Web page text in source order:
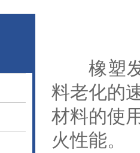
橡塑发
料老化的
材料的使
火性能。